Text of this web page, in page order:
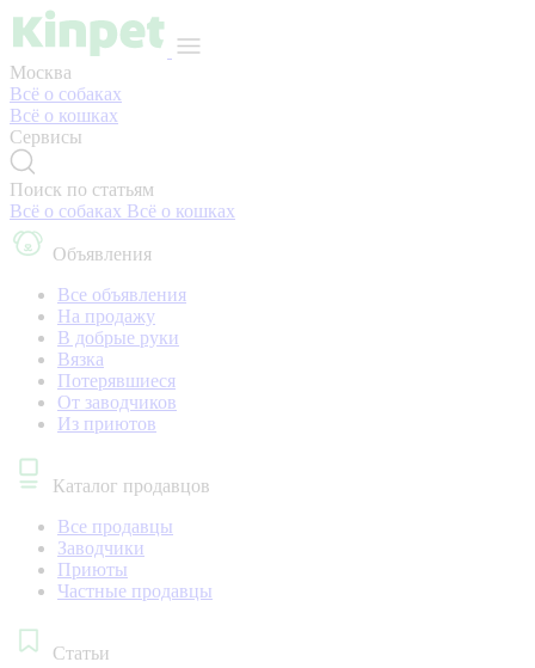
Москва
Всё о собаках
Всё о кошках
Сервисы
Поиск по статьям
Всё о собаках Всё о кошках
Объявления
Все объявления
На продажу
В добрые руки
Вязка
Потерявшиеся
От заводчиков
Из приютов
Каталог продавцов
Все продавцы
Заводчики
Приюты
Частные продавцы
Статьи